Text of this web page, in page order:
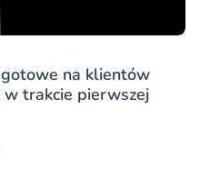
na klientów
w trakcie pierwszej